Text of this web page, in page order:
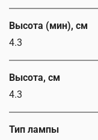
Высота (мин), см
4.3
Высота, см
4.3
Тип лампы